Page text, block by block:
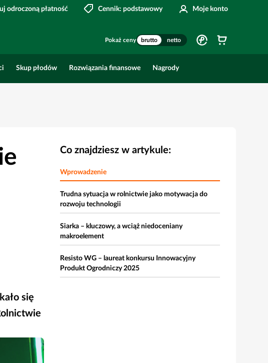
odroczoną płatność Cennik: podstawowy Moje konto
Pokaż ceny brutto netto
Skup płodów Rozwiązania finansowe Nagrody
Co znajdziesz w artykule:
Wprowadzenie
Trudna sytuacja w rolnictwie jako motywacja do
rozwoju technologii
Siarka – kluczowy, a wciąż niedoceniany
makroelement
Resisto WG – laureat konkursu Innowacyjny
Produkt Ogrodniczy 2025
się